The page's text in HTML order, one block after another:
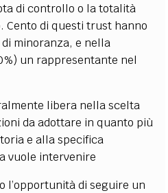
di controllo o la totalità
Cento di questi trust hanno
minoranza, e nella
un rappresentante nel
libera nella scelta
da adottare in quanto più
e alla specifica
vuole intervenire
l’opportunità di seguire un